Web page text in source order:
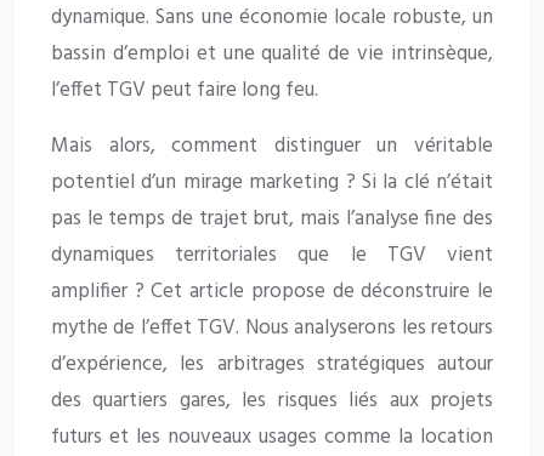
dynamique. Sans une économie locale robuste, un
bassin d’emploi et une qualité de vie intrinsèque,
l’effet TGV peut faire long feu.
Mais alors, comment distinguer un véritable
potentiel d’un mirage marketing ? Si la clé n’était
pas le temps de trajet brut, mais l’analyse fine des
dynamiques territoriales que le TGV vient
amplifier ? Cet article propose de déconstruire le
mythe de l’effet TGV. Nous analyserons les retours
d’expérience, les arbitrages stratégiques autour
des quartiers gares, les risques liés aux projets
futurs et les nouveaux usages comme la location